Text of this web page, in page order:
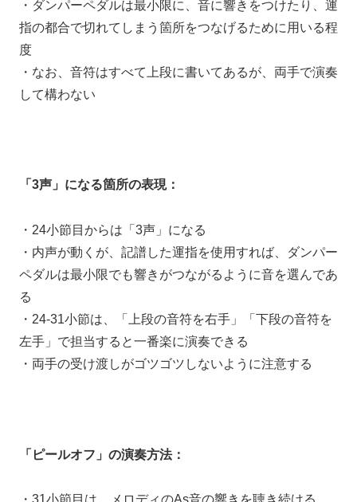
・ダンパーペダルは最小限に、音に響きをつけたり、運
指の都合で切れてしまう箇所をつなげるために用いる程
度
・なお、音符はすべて上段に書いてあるが、両手で演奏
して構わない
「3声」になる箇所の表現：
・24小節目からは「3声」になる
・内声が動くが、記譜した運指を使用すれば、ダンパー
ペダルは最小限でも響きがつながるように音を選んであ
る
・24-31小節は、「上段の音符を右手」「下段の音符を
左手」で担当すると一番楽に演奏できる
・両手の受け渡しがゴツゴツしないように注意する
「ピールオフ」の演奏方法：